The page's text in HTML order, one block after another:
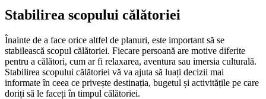
Stabilirea scopului călătoriei
Înainte de a face orice altfel de planuri, este important să se
stabilească scopul călătoriei. Fiecare persoană are motive diferite
pentru a călători, cum ar fi relaxarea, aventura sau imersia culturală.
Stabilirea scopului călătoriei vă va ajuta să luați decizii mai
informate în ceea ce privește destinația, bugetul și activitățile pe care
doriți să le faceți în timpul călătoriei.